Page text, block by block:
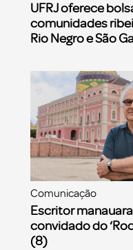
UFRJ oferece
comunidades
Rio Negro e São
Comunicação
Escritor
convidado do
(8)